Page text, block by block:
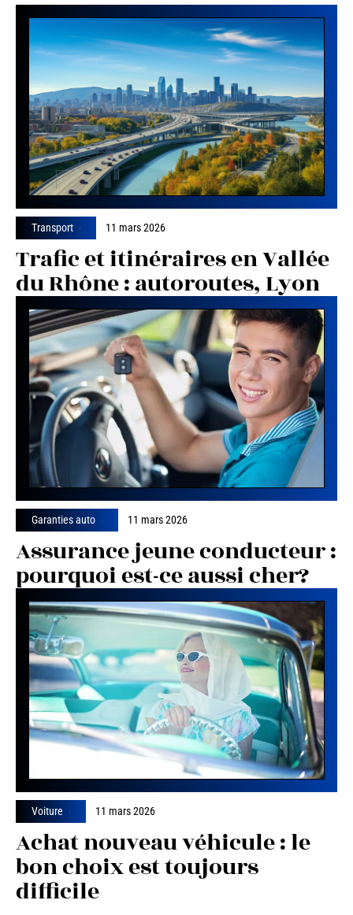
Transport 11 mars 2026
Trafic et itinéraires en Vallée
du Rhône : autoroutes, Lyon
Garanties auto 11 mars 2026
Assurance jeune conducteur :
pourquoi est-ce aussi cher?
Voiture 11 mars 2026
Achat nouveau véhicule : le
bon choix est toujours
difficile